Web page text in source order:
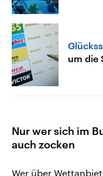
um die
Nur wer sich im
auch zocken
Wer über